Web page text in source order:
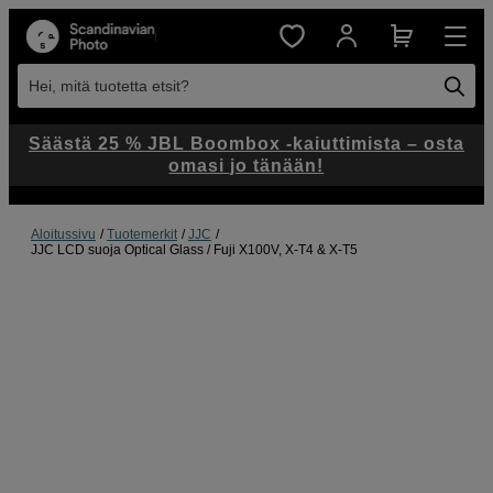
Hei, mitä tuotetta etsit?
Aloitussivu Tuotemerkit
JJC
JJC LCD suoja Optical Glass / Fuji X100V, X-T4 & X-T5
Säästä 25 % JBL Boombox -kaiuttimista – osta
omasi jo tänään!